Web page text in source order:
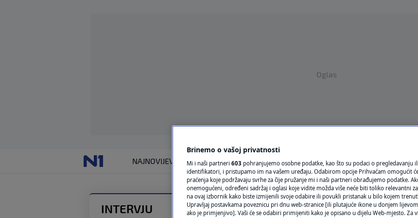
Oglas
NAJNOVIJEVIJESTI SVIJET
VRIJEME
N1 TEME
REGIJA
INTERVJU
Brinemo o vašoj privatnosti
Mi i naši partneri 603 pohranjujemo osobne podatke, kao što su podaci o pregledavanju
identifikatori, i pristupamo im na vašem uređaju. Odabirom opcije Prihvaćam omogućit
praćenja koje podržavaju svrhe za čije pružanje mi i naši partneri obrađujemo podatke.
onemogućeni, određeni sadržaj i oglasi koje vidite možda više neće biti toliko relevantni
na ovaj izbornik kako biste izmijenili svoje odabire ili povukli pristanak u bilo kojem
Upravljaj postavkama poveznicu pri dnu web-stranice [ili plutajuće ikone u donjem
ako je primjenjivo]. Vaši će se odabiri primijeniti kako je opisano u dijelu Web-mjesto. Za